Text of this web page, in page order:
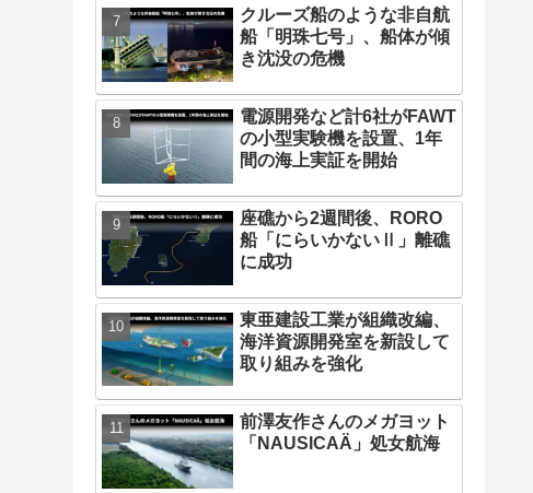
クルーズ船のような非自航
船「明珠七号」、船体が傾
き沈没の危機
電源開発など計6社がFAWT
の小型実験機を設置、1年
間の海上実証を開始
座礁から2週間後、RORO
船「にらいかないⅡ」離礁
に成功
東亜建設工業が組織改編、
海洋資源開発室を新設して
取り組みを強化
前澤友作さんのメガヨット
「NAUSICAÄ」処女航海